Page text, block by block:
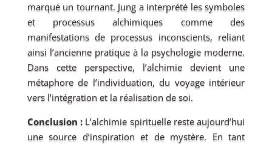
marqué un tournant. Jung a interprété les symboles
et processus alchimiques comme des
manifestations de processus inconscients, reliant
ainsi l’ancienne pratique à la psychologie moderne.
Dans cette perspective, l’alchimie devient une
métaphore de l’individuation, du voyage intérieur
vers l’intégration et la réalisation de soi.
Conclusion : L’alchimie spirituelle reste aujourd’hui
une source d’inspiration et de mystère. En tant